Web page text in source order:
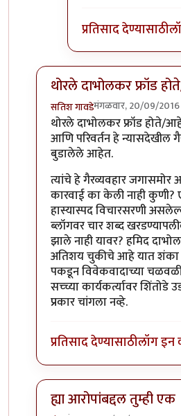
प्रतिसाद देण्यासाठी
थोरले दाभोलकर फ्रॉड
सतिश गावडेमंगळवार, 20/09/
In reply toप्रकाश घाटपांडे,
थोरले दाभोलकर फ्रॉड होते/
आणि परिवर्तन हे न्यासदेखील
बुडालेले आहेत.
त्यांचे हे गैरव्यवहार जगासमोर
कारवाई का केली नाही
हास्यास्पद विचारसरणी
ब्लॉगवर चार शब्द
झाले नाही यावर? हमिद
अतिशय चुकीचे आहे यात शंका
पकडून विवेकवादाच्या
सच्च्या कार्यकर्त्यावर शिंतोडे
प्रकार चांगला नव्हे.
प्रतिसाद देण्यासाठीलॉग इन
ह्या आरोपांबद्दल तुम्ही एक